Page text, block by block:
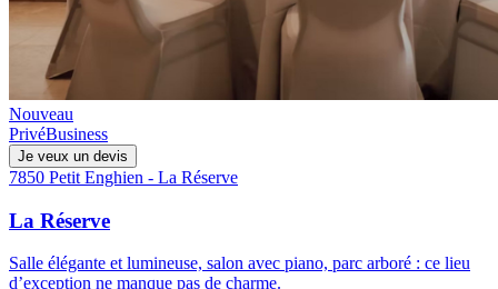
Nouveau
PrivéBusiness
Je veux un devis
7850 Petit Enghien - La Réserve
La Réserve
Salle élégante et lumineuse, salon avec piano, parc arboré : ce lieu
d’exception ne manque pas de charme.